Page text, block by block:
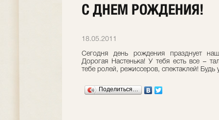
С ДНЕМ РОЖДЕНИЯ!
18.05.2011
Сегодня день рождения празднует
Дорогая Настенька! У тебя есть все –
тебе ролей, режиссеров, спектаклей! Будь
Поделиться…